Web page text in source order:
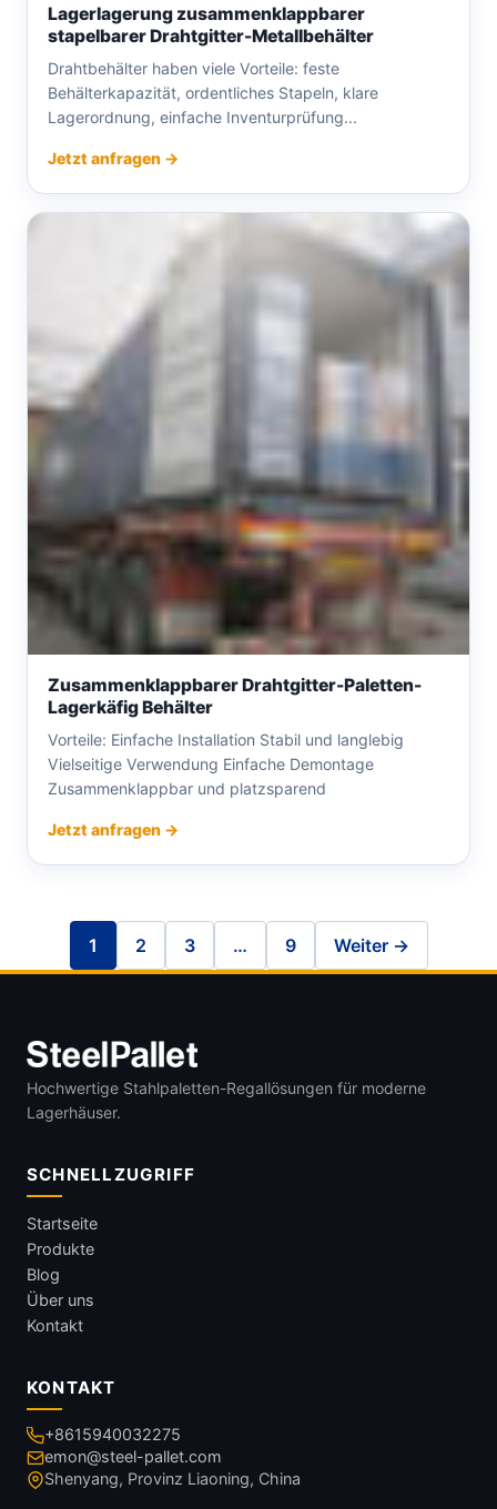
Lagerlagerung zusammenklappbarer
stapelbarer Drahtgitter-Metallbehälter
Drahtbehälter haben viele Vorteile: feste
Behälterkapazität, ordentliches Stapeln, klare
Lagerordnung, einfache Inventurprüfung...
Jetzt anfragen →
Zusammenklappbarer Drahtgitter-Paletten-
Lagerkäfig Behälter
Vorteile: Einfache Installation Stabil und langlebig
Vielseitige Verwendung Einfache Demontage
Zusammenklappbar und platzsparend
Jetzt anfragen →
1 2 3 … 9 Weiter →
Hochwertige Stahlpaletten-Regallösungen für moderne
Lagerhäuser.
SCHNELLZUGRIFF
Startseite
Produkte
Blog
Über uns
Kontakt
KONTAKT
+8615940032275
emon@steel-pallet.com
Shenyang, Provinz Liaoning, China